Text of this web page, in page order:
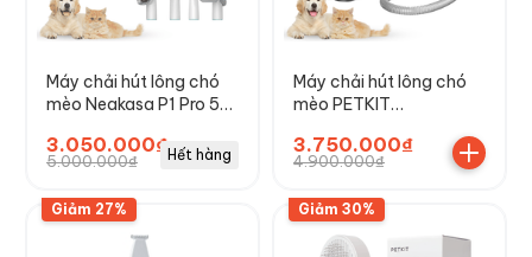
Máy chải hút lông chó
mèo Neakasa P1 Pro 5-
Vacuum
3.050.000₫
5.000.000₫ Hết hàng
Máy chải hút lông chó
mèo PETKIT
3.750.000₫
4.900.000₫
Giảm 27% Giảm 30%